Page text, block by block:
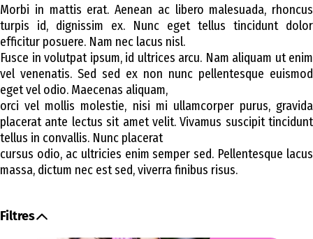
Morbi in mattis erat. Aenean ac libero malesuada, rhoncus
turpis id, dignissim ex. Nunc eget tellus tincidunt dolor
efficitur posuere. Nam nec lacus nisl.
Fusce in volutpat ipsum, id ultrices arcu. Nam aliquam ut enim
vel venenatis. Sed sed ex non nunc pellentesque euismod
eget vel odio. Maecenas aliquam,
orci vel mollis molestie, nisi mi ullamcorper purus, gravida
placerat ante lectus sit amet velit. Vivamus suscipit tincidunt
tellus in convallis. Nunc placerat
cursus odio, ac ultricies enim semper sed. Pellentesque lacus
massa, dictum nec est sed, viverra finibus risus.
Filtres